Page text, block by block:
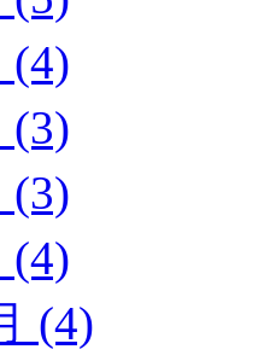
(4)
(3)
(3)
(4)
(4)